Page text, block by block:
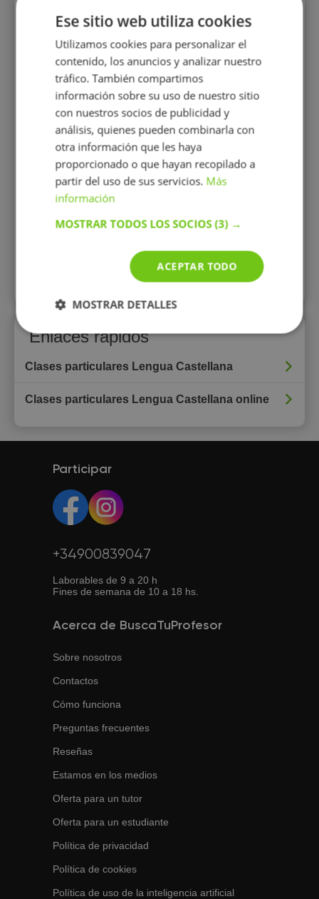
Bunprachon
Hispánica. Universidad de
Salamanca. Profesora de
apoyo escolar.
20 €/h
Todos los perfiles
Enlaces rápidos
Clases particulares Lengua Castellana
Clases particulares Lengua Castellana online
Participar
+34900839047
Laborables de 9 a 20 h
Fines de semana de 10 a 18 hs.
Acerca de BuscaTuProfesor
Sobre nosotros
Contactos
Cómo funciona
Preguntas frecuentes
Reseñas
Estamos en los medios
Oferta para un tutor
Oferta para un estudiante
Política de privacidad
Política de cookies
Política de uso de la inteligencia artificial
Ese sitio web utiliza cookies
Utilizamos cookies para personalizar el
contenido, los anuncios y analizar nuestro
tráfico. También compartimos
información sobre su uso de nuestro sitio
con nuestros socios de publicidad y
análisis, quienes pueden combinarla con
otra información que les haya
proporcionado o que hayan recopilado a
partir del uso de sus servicios. Más
información
MOSTRAR TODOS LOS SOCIOS(3) →
ACEPTAR TODO
MOSTRAR DETALLES